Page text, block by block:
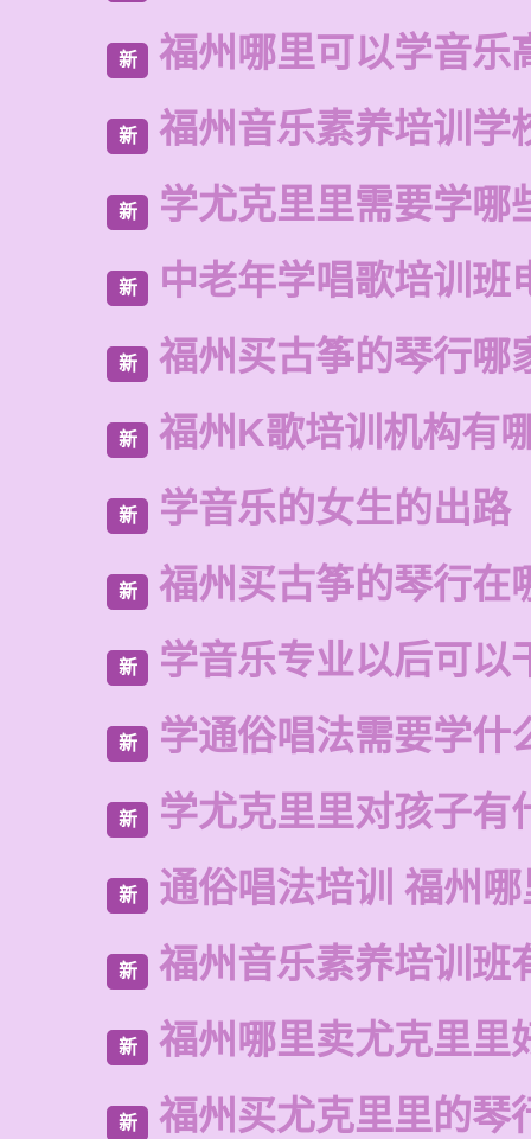
新 福州哪里可以学音乐
新 福州音乐素养培训学
新 学尤克里里需要学哪
新 中老年学唱歌培训班
新 福州买古筝的琴行哪
新 福州K歌培训机构有
新 学音乐的女生的出路
新 福州买古筝的琴行在
新 学音乐专业以后可以
新 学通俗唱法需要学什
新 学尤克里里对孩子有
新 通俗唱法培训 福州
新 福州音乐素养培训班
新 福州哪里卖尤克里里
新 福州买尤克里里的琴